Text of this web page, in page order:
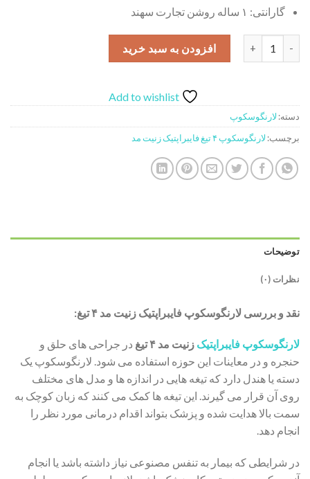
گارانتی: ۱ ساله روشن تجارت سهند
افزودن به سبد خرید
Add to wishlist
دسته: لارنگوسکوپ
برچسب: لارنگوسکوپ ۴ تیغ فایبراپتیک زنیت مد
توضیحات
نظرات (۰)
نقد و بررسی لارنگوسکوپ فایبراپتیک زنیت مد ۴ تیغ:
لارنگوسکوپ فایبراپتیک زنیت مد ۴ تیغ
در جراحی های حلق و
حنجره و در معاینات این حوزه استفاده می شود. لارنگوسکوپ یک
دسته یا هندل دارد که تیغه هایی در اندازه ها و مدل های مختلف
روی آن قرار می گیرند. این تیغه ها کمک می کنند که زبان کوچک به
سمت بالا هدایت شده و پزشک بتواند اقدام درمانی مورد نظر را
انجام دهد.
در شرایطی که بیمار به تنفس مصنوعی نیاز داشته باشد یا انجام